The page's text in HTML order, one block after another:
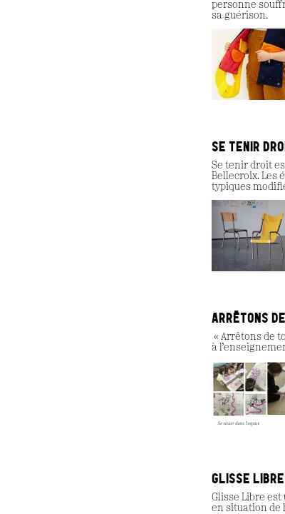
personne
sa guérison.
SE TENIR
Se tenir droit
Bellecroix. Les
typiques
ARRÊTONS
« Arrêtons de
à
GLISSE LIBRE
Glisse Libre
en situation de